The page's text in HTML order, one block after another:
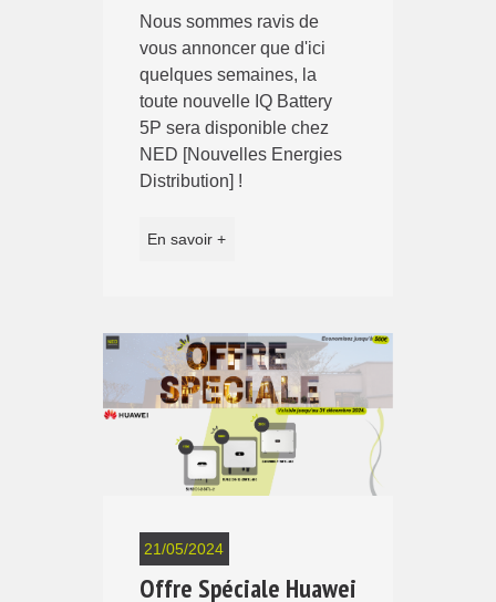
Nous sommes ravis de
vous annoncer que d'ici
quelques semaines, la
toute nouvelle IQ Battery
5P sera disponible chez
NED [Nouvelles Energies
Distribution] !
En savoir +
21/05/2024
Offre Spéciale Huawei